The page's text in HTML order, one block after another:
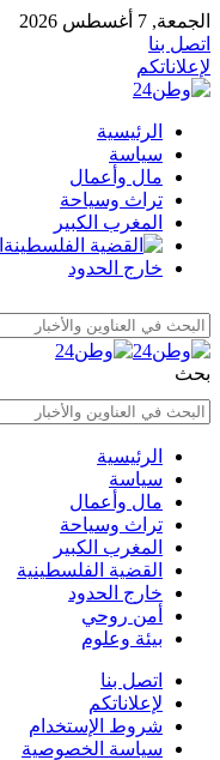
الجمعة, 7 أغسطس 2026
اتصل بنا
لإعلاناتكم
الرئيسية
سياسة
مال وأعمال
تراث وسياحة
المغرب الكبير
خارج الحدود
بحث
الرئيسية
سياسة
مال وأعمال
تراث وسياحة
المغرب الكبير
القضية الفلسطينية
خارج الحدود
أمن روحي
بيئة وعلوم
اتصل بنا
لإعلاناتكم
شروط الإستخدام
سياسة الخصوصية